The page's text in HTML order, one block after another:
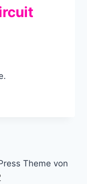
Theme von